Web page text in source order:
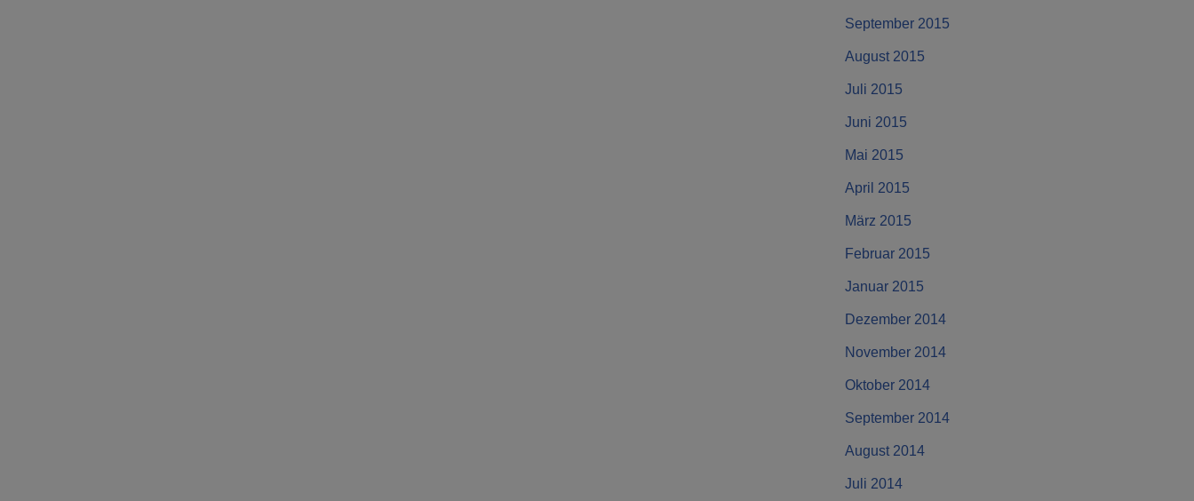
September 2015
August 2015
Juli 2015
Juni 2015
Mai 2015
April 2015
März 2015
Februar 2015
Januar 2015
Dezember 2014
November 2014
Oktober 2014
September 2014
August 2014
Juli 2014